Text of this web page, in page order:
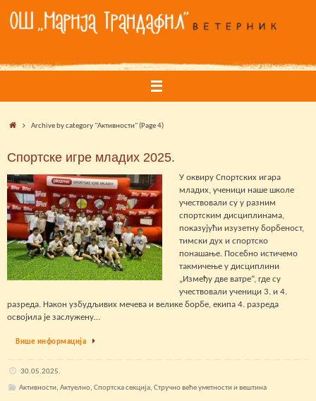
content
HomeArchive by category "Активности"(Page 4)
Спортске игре младих 2025.
У оквиру Спортских игара
младих, ученици наше школе
учествовали су у разним
спортским дисциплинама,
показујући изузетну борбеност,
тимски дух и спортско
понашање. Посебно истичемо
такмичење у дисциплини
„Између две ватре“, где су
учествовали ученици 3. и 4.
разреда. Након узбудљивих мечева и велике борбе, екипа 4. разреда
освојила је заслужену…
Више информација
30.05.2025.
Активности, Актуелно, Спортска секција, Стручно веће уметности и вештина